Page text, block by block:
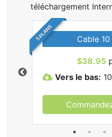
téléchargement
5 PLANS Cable
$38.95
Vers le bas: 10